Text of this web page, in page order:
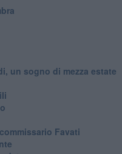
un sogno di mezza estate
Favati